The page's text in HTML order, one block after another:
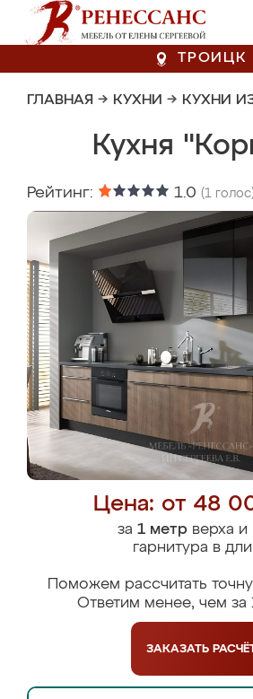
ТРОИЦК
ГЛАВНАЯ → КУХНИ → КУХНИ
Кухня
Рейтинг: 1.0 (1
Цена: от 48
за 1 метрверха и
гарнитура в
Поможем рассчитать
Ответим менее, чем за
ЗАКАЗАТЬ